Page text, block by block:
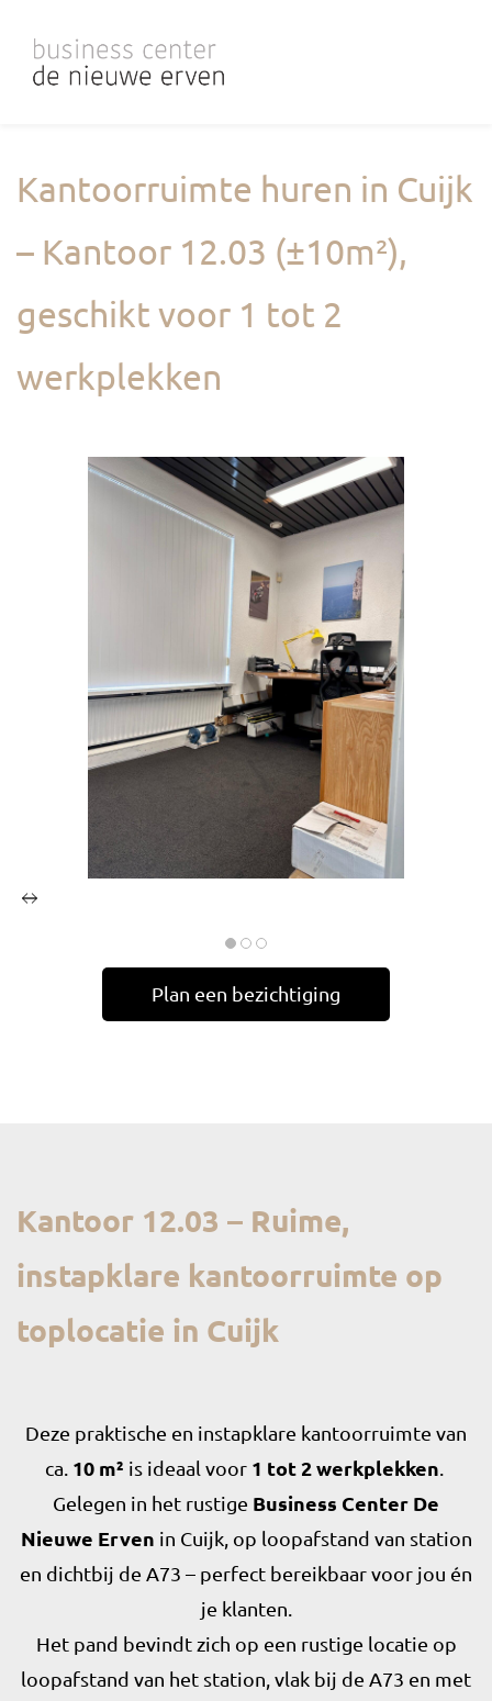
main
Kantoorruimte huren in Cuijk
– Kantoor 12.03 (±10m²),
geschikt voor 1 tot 2
werkplekken
Plan een bezichtiging
Kantoor 12.03 – Ruime,
instapklare kantoorruimte op
toplocatie in Cuijk
Deze praktische en instapklare kantoorruimte van
ca. 10 m² is ideaal voor 1 tot 2 werkplekken.
Gelegen in het rustige Business Center De
Nieuwe Erven in Cuijk, op loopafstand van station
en dichtbij de A73 – perfect bereikbaar voor jou én
je klanten.
Het pand bevindt zich op een rustige locatie op
loopafstand van het station, vlak bij de A73 en met